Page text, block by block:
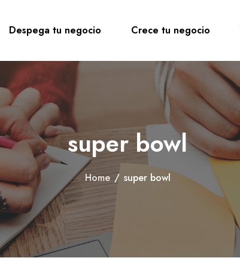
Despega tu negocio Crece tu negocio
super bowl
Home / super bowl